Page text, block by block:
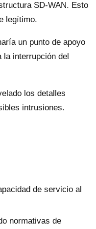
SD-WAN. Esto
legítimo.
un punto de apoyo
interrupción del
los detalles
intrusiones.
de servicio al
normativas de